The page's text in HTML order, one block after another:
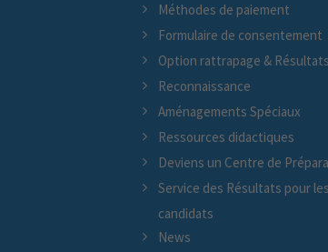
Méthodes de paiement
Formulaire de consentement
Option rattrapage & Résultats
Reconnaissance
Aménagements Spéciaux
Ressources didactiques
Deviens un Centre de
Service des Résultats pour les
candidats
News